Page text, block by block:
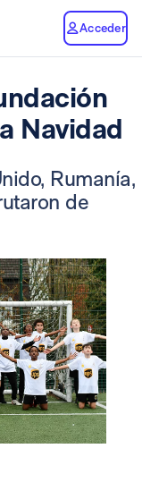
Acceder
Navidad
Rumanía,
de